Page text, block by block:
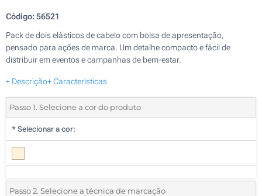
Código:56521
Pack de dois elásticos de cabelo com bolsa de apresentação,
pensado para ações de marca. Um detalhe compacto e fácil de
distribuir em eventos e campanhas de bem-estar.
+ Descrição+ Características
Passo 1. Selecione a cor do produto
* Selecionar a cor:
Passo 2. Selecione a técnica de marcação